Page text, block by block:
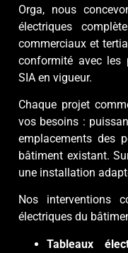
Orga, nous
électriques
commerciaux et
conformité avec les
SIA en vigueur.
Chaque projet
vos besoins :
emplacements des
bâtiment existant.
une installation
Nos interventions
électriques du
Tableaux